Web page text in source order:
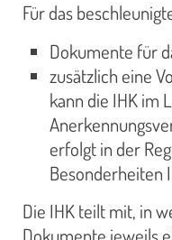
Für das
Dokumente für
zusätzlich eine
kann die IHK im
erfolgt in der
Besonderheiten
Die IHK teilt mit, in